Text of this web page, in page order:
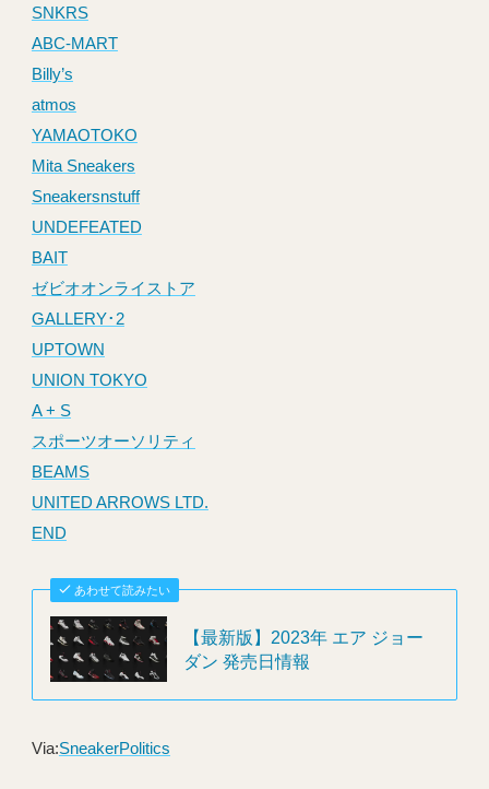
SNKRS
ABC-MART
Billy’s
atmos
YAMAOTOKO
Mita Sneakers
Sneakersnstuff
UNDEFEATED
BAIT
ゼビオオンライストア
GALLERY･2
UPTOWN
UNION TOKYO
A + S
スポーツオーソリティ
BEAMS
UNITED ARROWS LTD.
END
あわせて読みたい
【最新版】2023年 エア ジョー
ダン 発売日情報
Via:SneakerPolitics